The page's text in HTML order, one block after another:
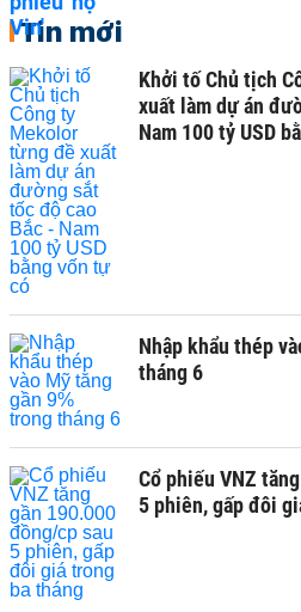
Tin mới
Khởi tố Chủ tịch
xuất làm dự án
Nam 100 tỷ USD
Nhập khẩu thép
tháng 6
Cổ phiếu VNZ
5 phiên, gấp đôi